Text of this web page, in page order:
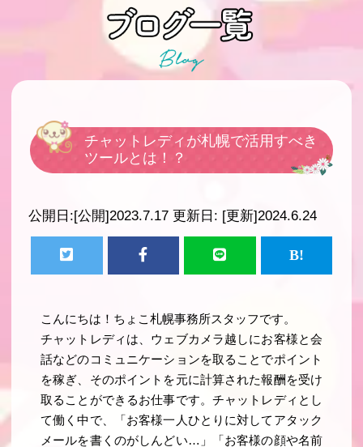
チャットレディが札幌で活用すべき
ツールとは！？
公開日:[公開]2023.7.17 更新日: [更新]2024.6.24
こんにちは！ちょこ札幌事務所スタッフです。
チャットレディは、ウェブカメラ越しにお客様と会
話などのコミュニケーションを取ることでポイント
を稼ぎ、そのポイントを元に計算された報酬を受け
取ることができるお仕事です。チャットレディとし
て働く中で、「お客様一人ひとりに対してアタック
メールを書くのがしんどい…」「お客様の顔や名前